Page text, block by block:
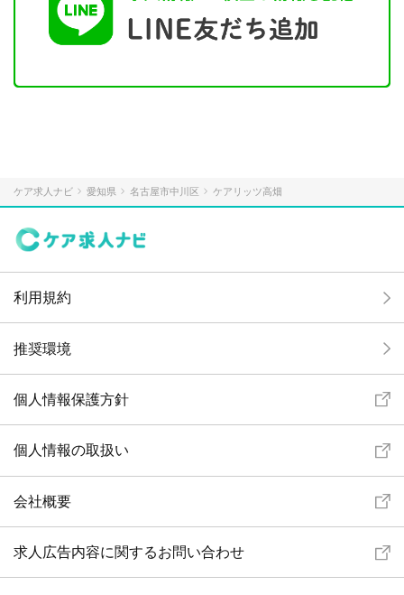
ケア求人ナビ 愛知県 名古屋市中川区 ケアリッツ高畑
利用規約
推奨環境
個人情報保護方針
個人情報の取扱い
会社概要
求人広告内容に関するお問い合わせ